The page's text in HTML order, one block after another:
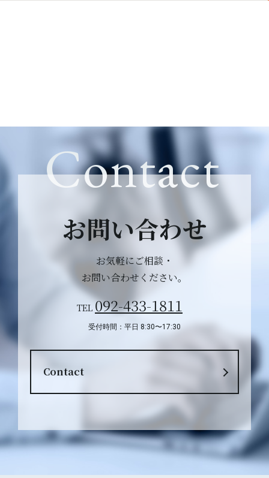
Contact
お問い合わせ
お気軽にご相談・
お問い合わせください。
TEL 092-433-1811
受付時間：平日 8:30〜17:30
Contact